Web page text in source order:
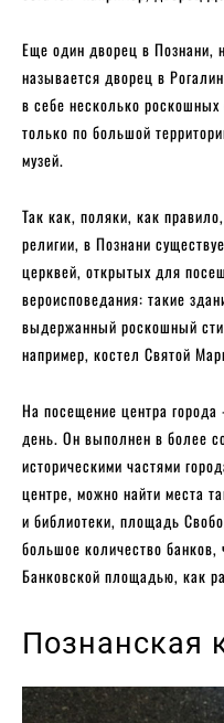
Еще один дворец в Познани,
называется дворец в
в себе несколько
только по большой
музей.
Так как, поляки, как
религии, в Познани
церквей, открытых для
вероисповедания: такие
выдержанный роскошный
например, костел Святой
На посещение центра
день. Он выполнен в более
историческими частями
центре, можно найти места
и библиотеки, площадь
большое количество
Банковской площадью, как
Познанская